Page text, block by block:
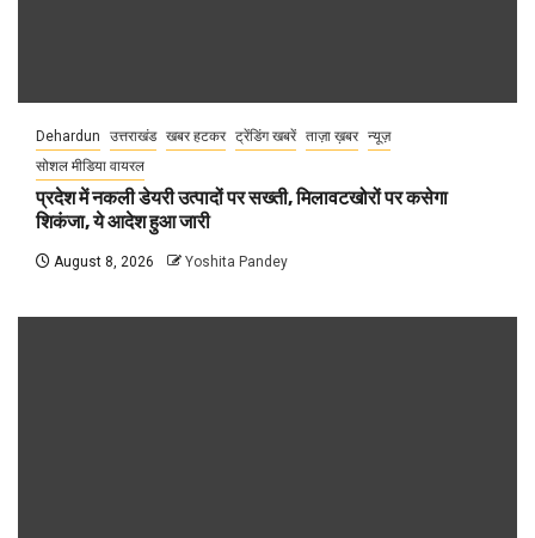
Dehardun उत्तराखंड खबर हटकर ट्रेंडिंग खबरें ताज़ा ख़बर न्यूज़
सोशल मीडिया वायरल
प्रदेश में नकली डेयरी उत्पादों पर सख्ती, मिलावटखोरों पर कसेगा
शिकंजा, ये आदेश हुआ जारी
August 8, 2026 Yoshita Pandey